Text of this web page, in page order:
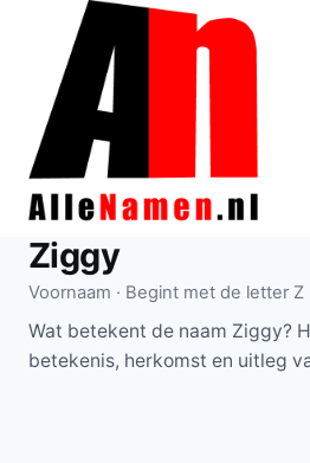
Doorgaan
inhoud
Ziggy
Voornaam · Begint met de letter Z
Wat betekent de naam Ziggy?
betekenis, herkomst en uitleg